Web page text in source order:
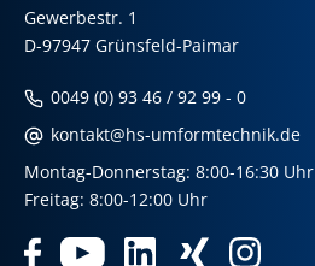
Gewerbestr. 1
D-97947 Grünsfeld-Paimar
0049 (0) 93 46 / 92 99 - 0
kontakt@hs-umformtechnik.de
Montag-Donnerstag: 8:00-16:30 Uhr
Freitag: 8:00-12:00 Uhr